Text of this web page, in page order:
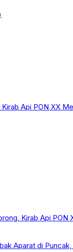
Api PON XX
Kirab Api PON
Aparat di